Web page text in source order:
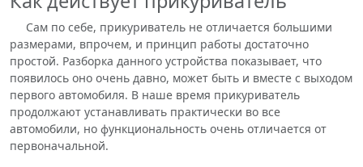
Сам по себе, прикуриватель не отличается большими
размерами, впрочем, и принцип работы достаточно
простой. Разборка данного устройства показывает, что
появилось оно очень давно, может быть и вместе с выходом
первого автомобиля. В наше время прикуриватель
продолжают устанавливать практически во все
автомобили, но функциональность очень отличается от
первоначальной.